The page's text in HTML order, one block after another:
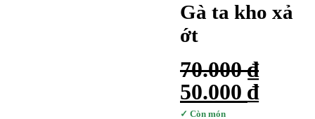
Gà ta kho xả
ớt
70.000₫
Giá
gốc
50.000 ₫Giá
✓ Còn món